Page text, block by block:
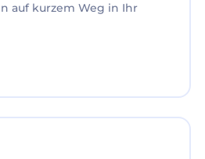
auf kurzem Weg in Ihr